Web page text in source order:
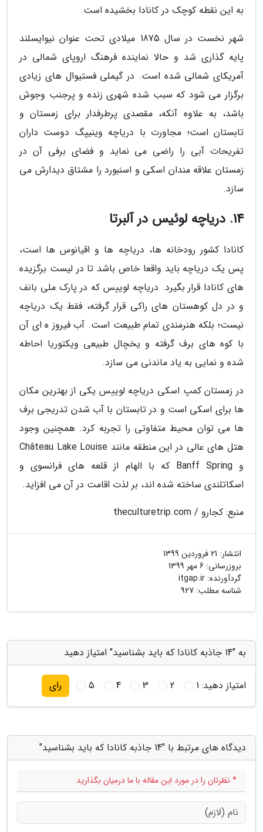
به این نقطه کوچک در کانادا بخشیده است.
شهر نخست در سال 1875 میلادی تحت عنوان نیوایسلند
پایه گذاری شد و حالا نماینده فرهنگ اروپای شمالی در
آمریکای شمالی شده است. در گیملی فستیوال های زیادی
برگزار می شود که سبب شده شهری زنده و پرجنب وجوش
باشد، به علاوه آنکه، مقصدی پرطرفدار برای زمستان و
تابستان است؛ مجاورت با دریاچه وینیپگ دوست داران
تفریحات آبی را راضی می نماید و فضای برفی آن در
زمستان علاقه مندان اسکی و اسنبورد را مشتاق دیدارش می
سازد.
14. دریاچه لوئیس در آلبرتا
کانادا کشور رودخانه ها، دریاچه ها و اقیانوس ها است،
پس یک دریاچه باید واقعا خاص باشد تا در لیست برگزیده
های کانادا قرار بگیرد. دریاچه لوییس که در پارک ملی بانف
و در دل کوهستان های راکی قرار گرفته، فقط یک دریاچه
نیست؛ بلکه هنرمندی تمام طبیعت است. آب فیروز ه ای آن
با کوه های برف گرفته و یخچال طبیعی ویکتوریا احاطه
شده و نمایی به یاد ماندنی می سازد.
در زمستان کمپ اسکی دریاچه لوییس یکی از بهترین مکان
ها برای اسکی است و در تابستان با آب شدن تدریجی برف
ها می توان محیط متفاوتی را تجربه کرد. همچنین وجود
هتل های عالی در این منطقه مانند Château Lake Louise
و Banff Spring که با الهام از قلعه های فرانسوی و
اسکاتلندی ساخته شده اند، بر لذت اقامت در آن می افزاید.
منبع: کجارو / theculturetrip.com
انتشار: 21 فروردین 1399
بروزرسانی: 6 مهر 1399
گردآورنده: itgap.ir
شناسه مطلب: 927
به "14 جاذبه کانادا که باید بشناسید" امتیاز دهید
امتیاز دهید:1
2
3
4
5 رای
دیدگاه های مرتبط با "14 جاذبه کانادا که باید بشناسید"
* نظرتان را در مورد این مقاله با ما درمیان بگذارید